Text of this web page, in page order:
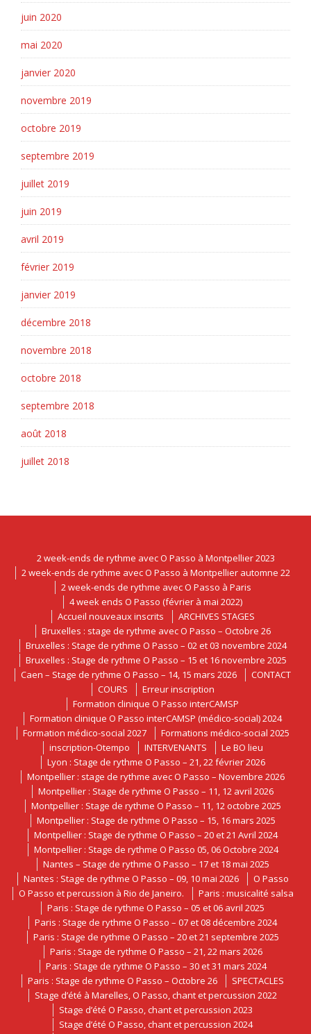
juin 2020
mai 2020
janvier 2020
novembre 2019
octobre 2019
septembre 2019
juillet 2019
juin 2019
avril 2019
février 2019
janvier 2019
décembre 2018
novembre 2018
octobre 2018
septembre 2018
août 2018
juillet 2018
2 week-ends de rythme avec O Passo à Montpellier 2023
2 week-ends de rythme avec O Passo à Montpellier automne 22
2 week-ends de rythme avec O Passo à Paris
4 week ends O Passo (février à mai 2022)
Accueil nouveaux inscrits
ARCHIVES STAGES
Bruxelles : stage de rythme avec O Passo – Octobre 26
Bruxelles : Stage de rythme O Passo – 02 et 03 novembre 2024
Bruxelles : Stage de rythme O Passo – 15 et 16 novembre 2025
Caen – Stage de rythme O Passo – 14, 15 mars 2026
CONTACT
COURS
Erreur inscription
Formation clinique O Passo interCAMSP
Formation clinique O Passo interCAMSP (médico-social) 2024
Formation médico-social 2027
Formations médico-social 2025
inscription-Otempo
INTERVENANTS
Le BO lieu
Lyon : Stage de rythme O Passo – 21, 22 février 2026
Montpellier : stage de rythme avec O Passo – Novembre 2026
Montpellier : Stage de rythme O Passo – 11, 12 avril 2026
Montpellier : Stage de rythme O Passo – 11, 12 octobre 2025
Montpellier : Stage de rythme O Passo – 15, 16 mars 2025
Montpellier : Stage de rythme O Passo – 20 et 21 Avril 2024
Montpellier : Stage de rythme O Passo 05, 06 Octobre 2024
Nantes – Stage de rythme O Passo – 17 et 18 mai 2025
Nantes : Stage de rythme O Passo – 09, 10 mai 2026
O Passo
O Passo et percussion à Rio de Janeiro.
Paris : musicalité salsa
Paris : Stage de rythme O Passo – 05 et 06 avril 2025
Paris : Stage de rythme O Passo – 07 et 08 décembre 2024
Paris : Stage de rythme O Passo – 20 et 21 septembre 2025
Paris : Stage de rythme O Passo – 21, 22 mars 2026
Paris : Stage de rythme O Passo – 30 et 31 mars 2024
Paris : Stage de rythme O Passo – Octobre 26
SPECTACLES
Stage d’été à Marelles, O Passo, chant et percussion 2022
Stage d’été O Passo, chant et percussion 2023
Stage d’été O Passo, chant et percussion 2024